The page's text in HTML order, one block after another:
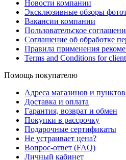
Новости компании
Эксклюзивные обзоры
Вакансии компании
Пользовательское
Соглашение об обработке
Правила применения
Terms and Conditions for
Помощь покупателю
Адреса магазинов и
Доставка и оплата
Гарантия, возврат и обмен
Покупки в рассрочку
Подарочные сертификаты
Не устраивает цена?
Вопрос-ответ (FAQ)
Личный кабинет